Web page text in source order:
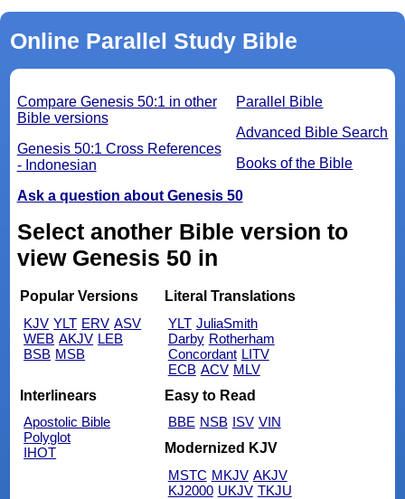
Online Parallel Study Bible
Parallel Bible
Advanced Bible Search
Books of the Bible
Compare Genesis 50:1 in other
Bible versions
Genesis 50:1 Cross References
- Indonesian
Ask a question about Genesis 50
Select another Bible version to
view Genesis 50 in
Popular Versions
KJV YLT ERV ASV
WEB AKJV LEB
BSB MSB
Literal Translations
YLT JuliaSmith
Darby Rotherham
Concordant LITV
ECB ACV MLV
Interlinears
Apostolic Bible
Polyglot
IHOT
Easy to Read
BBE NSB ISV VIN
Modernized KJV
MSTC MKJV AKJV
KJ2000 UKJV TKJU